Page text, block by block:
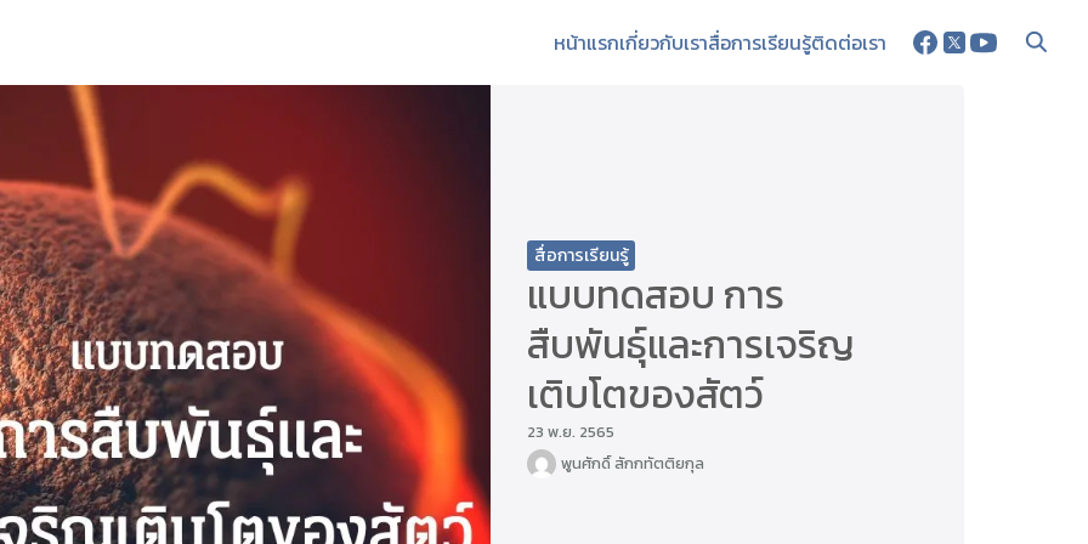
หน้าแรกเกี่ยวกับเราสื่อการเรียนรู้ติดต่อเรา
สื่อการเรียนรู้
แบบทดสอบ การ
สืบพันธุ์และการเจริญ
เติบโตของสัตว์
23 พ.ย. 2565
พูนศักดิ์ สักกทัตติยกุล